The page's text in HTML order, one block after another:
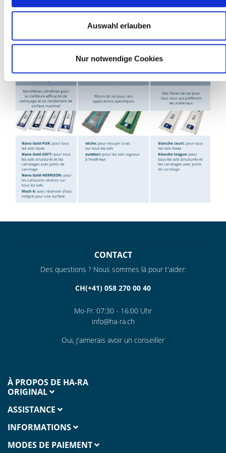
Auswahl erlauben
Nur notwendige Cookies
» Avec l’un des grammages les plus élevés sur le marché, elle
» Fabriquée main dans notre manufacture sarroise - chaque
CONTACT
Des questions ? Nous sommes là pour t'aider:
CH(+41) 058 270 00 40
Mo-Fr. 07:30 - 16:00 Uhr
info@ha-ra.ch
Oui, j'aimerais avoir un conseiller
À PROPOS DE HA-RA
ORIGINAL
ASSISTANCE
INFORMATIONS
MODES DE PAIEMENT